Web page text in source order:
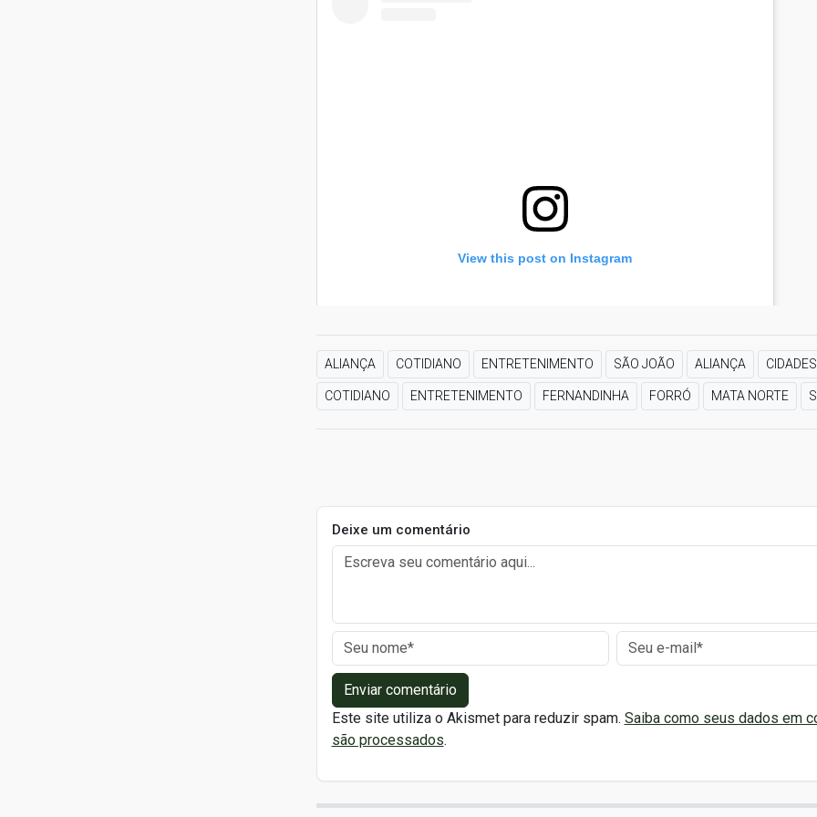
View this post on Instagram
ALIANÇA COTIDIANO ENTRETENIMENTO SÃO JOÃO ALIANÇA CIDADES
COTIDIANO ENTRETENIMENTO FERNANDINHA FORRÓ MATA NORTE
Deixe um comentário
Enviar comentário
Este site utiliza o Akismet para reduzir spam. Saiba como seus dados em
são processados.